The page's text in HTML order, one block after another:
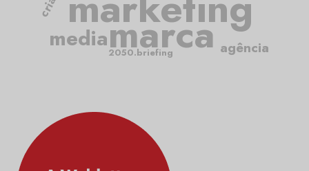
marca
media agência
2050.briefing